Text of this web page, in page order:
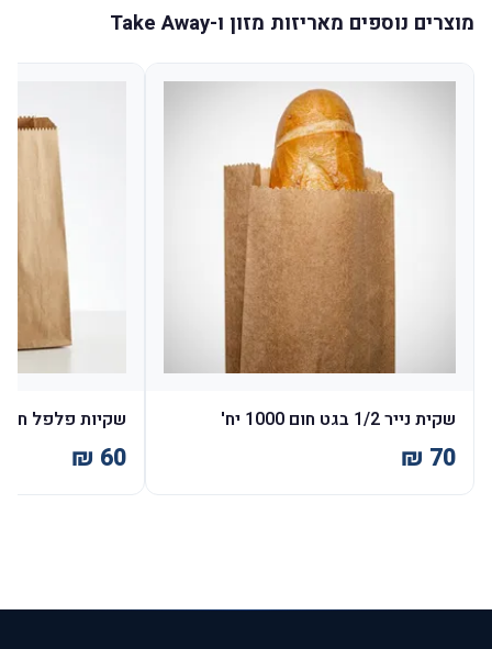
מוצרים נוספים מאריזות מזון ו-Take Away
שקית נייר 1/2 בגט חום 1000 יח' שקיות פלפל חום קטן